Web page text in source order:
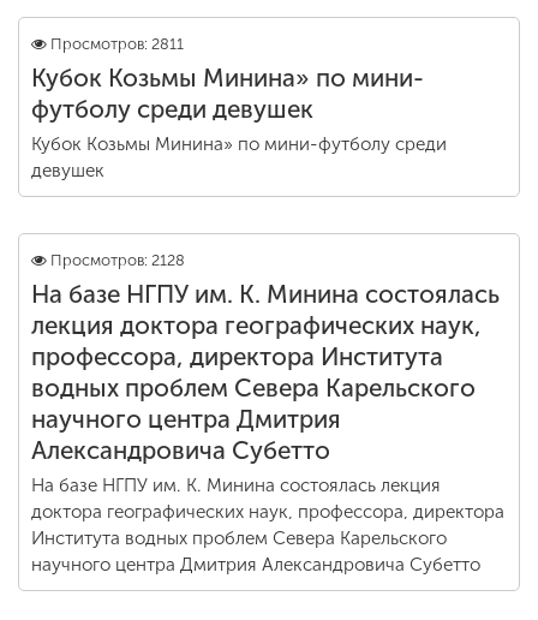
Просмотров: 2811
Кубок Козьмы Минина» по мини-
футболу среди девушек
Кубок Козьмы Минина» по мини-футболу среди
девушек
Просмотров: 2128
На базе НГПУ им. К. Минина состоялась
лекция доктора географических наук,
профессора, директора Института
водных проблем Севера Карельского
научного центра Дмитрия
Александровича Субетто
На базе НГПУ им. К. Минина состоялась лекция
доктора географических наук, профессора, директора
Института водных проблем Севера Карельского
научного центра Дмитрия Александровича Субетто